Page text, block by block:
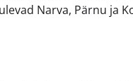
Narva, Pärnu ja